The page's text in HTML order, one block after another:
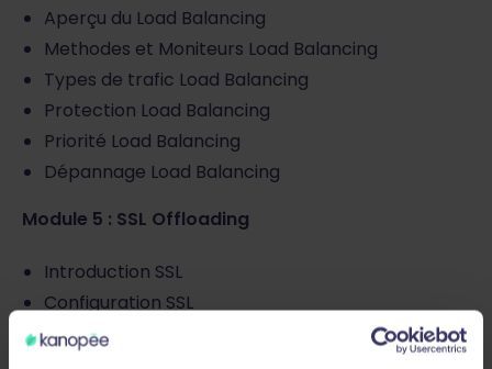
Aperçu du Load Balancing
Methodes et Moniteurs Load Balancing
Types de trafic Load Balancing
Protection Load Balancing
Priorité Load Balancing
Dépannage Load Balancing
Module 5 : SSL Offloading
Introduction SSL
Configuration SSL
SSL Offload